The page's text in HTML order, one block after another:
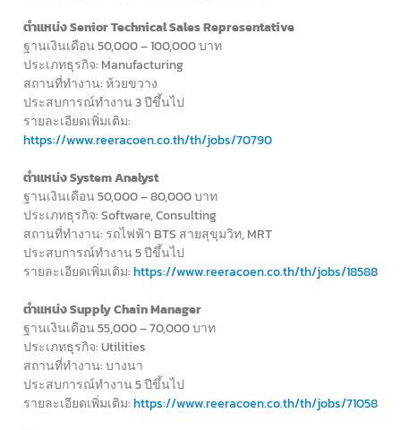
ตำแหน่ง Senior Technical Sales Representative
ฐานเงินเดือน 50,000 – 100,000 บาท
ประเภทธุรกิจ: Manufacturing
สถานที่ทำงาน: ห้วยขวาง
ประสบการณ์ทำงาน 3 ปีขึ้นไป
รายละเอียดเพิ่มเติม:
https://www.reeracoen.co.th/th/jobs/70790
ตำแหน่ง System Analyst
ฐานเงินเดือน 50,000 – 80,000 บาท
ประเภทธุรกิจ: Software, Consulting
สถานที่ทำงาน: รถไฟฟ้า BTS สายสุขุมวิท, MRT
ประสบการณ์ทำงาน 5 ปีขึ้นไป
รายละเอียดเพิ่มเติม:https://www.reeracoen.co.th/th/jobs/18588
ตำแหน่ง Supply Chain Manager
ฐานเงินเดือน 55,000 – 70,000 บาท
ประเภทธุรกิจ: Utilities
สถานที่ทำงาน: บางนา
ประสบการณ์ทำงาน 5 ปีขึ้นไป
รายละเอียดเพิ่มเติม:https://www.reeracoen.co.th/th/jobs/71058